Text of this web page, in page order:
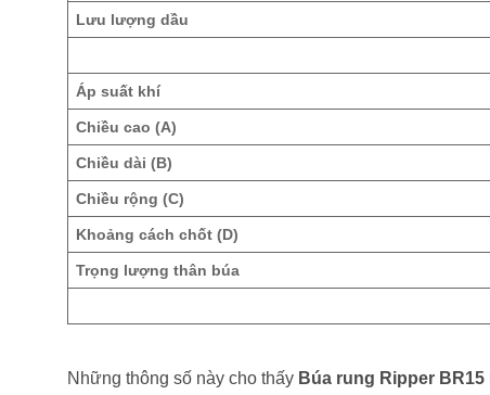
Lưu lượng dầu
Áp suất khí
Chiều cao (A)
Chiều dài (B)
Chiều rộng (C)
Khoảng cách chốt (D)
Trọng lượng thân búa
Những thông số này cho thấy Búa rung Ripper BR15